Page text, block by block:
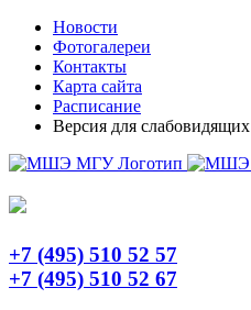
Skip
content
TelegramНовости
Фотогалереи
Контакты
Карта сайта
Расписание
Версия для слабовидящих
+7 (495) 510 52 57
+7 (495) 510 52 67